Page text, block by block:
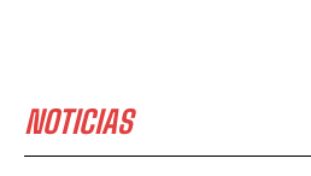
NOTICIAS